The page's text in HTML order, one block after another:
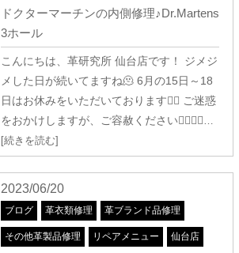
ドクターマーチンの内側修理♪Dr.Martens
3ホール
こんにちは、革研究所 仙台店です！ ジメジ
メした日が続いてますね🫠 6月の15日～18
日はお休みをいただいております🙇‍♀️ ご迷惑
をおかけしますが、ご容赦ください🙇‍♀️🙇‍♀️…
[続きを読む]
2023/06/20
ブログ 革衣類修理 革ブランド品修理
その他革製品修理 リペアメニュー 仙台店